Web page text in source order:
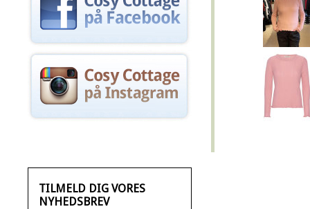
TILMELD DIG VORES
NYHEDSBREV